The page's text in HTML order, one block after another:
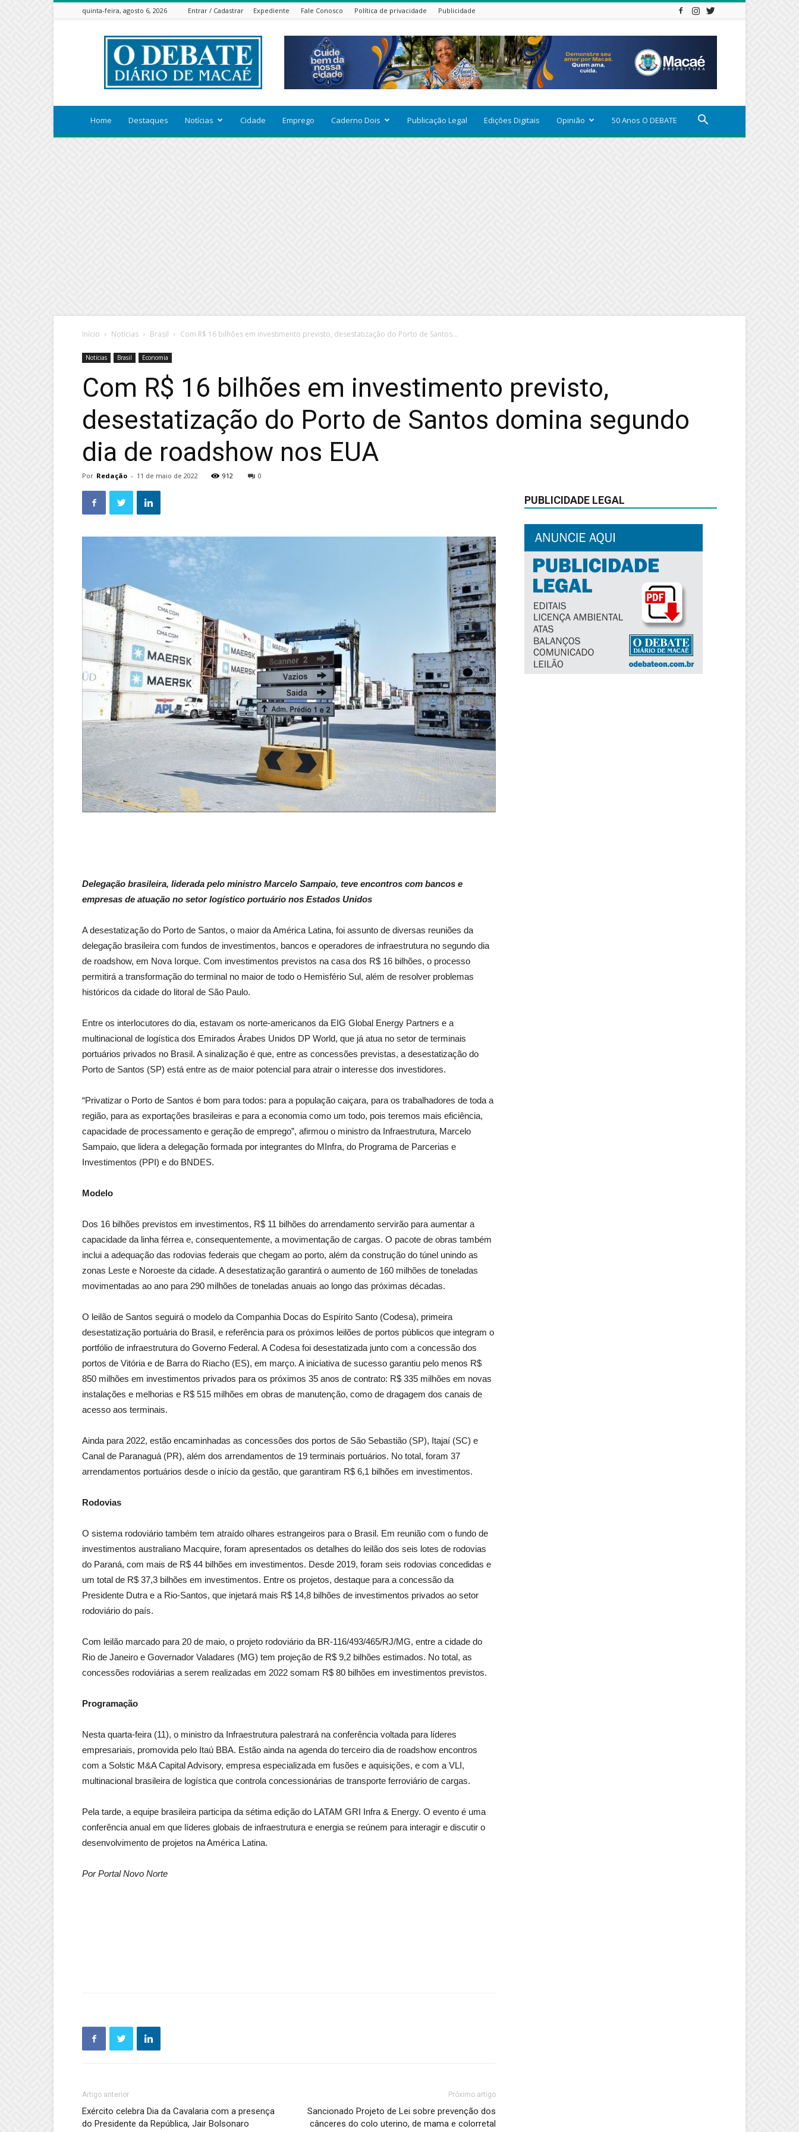
quinta-feira, agosto 6, 2026 Entrar / Cadastrar Expediente Fale Conosco Política de privacidade Publicidade
ODEBATEON
Home Destaques Notícias Cidade Emprego Caderno Dois Publicação Legal Edições Digitais Opinião 50 Anos O DEBATE
Início Notícias Brasil Com R$ 16 bilhões em investimento previsto, desestatização do Porto de Santos...
Notícias Brasil Economia
Com R$ 16 bilhões em investimento previsto,
desestatização do Porto de Santos domina segundo
dia de roadshow nos EUA
Por Redação - 11 de maio de 2022 912 0
Delegação brasileira, liderada pelo ministro Marcelo Sampaio, teve encontros com bancos e
empresas de atuação no setor logístico portuário nos Estados Unidos
A desestatização do Porto de Santos, o maior da América Latina, foi assunto de diversas reuniões da
delegação brasileira com fundos de investimentos, bancos e operadores de infraestrutura no segundo dia
de roadshow, em Nova Iorque. Com investimentos previstos na casa dos R$ 16 bilhões, o processo
permitirá a transformação do terminal no maior de todo o Hemisfério Sul, além de resolver problemas
históricos da cidade do litoral de São Paulo.
Entre os interlocutores do dia, estavam os norte-americanos da EIG Global Energy Partners e a
multinacional de logística dos Emirados Árabes Unidos DP World, que já atua no setor de terminais
portuários privados no Brasil. A sinalização é que, entre as concessões previstas, a desestatização do
Porto de Santos (SP) está entre as de maior potencial para atrair o interesse dos investidores.
“Privatizar o Porto de Santos é bom para todos: para a população caiçara, para os trabalhadores de toda a
região, para as exportações brasileiras e para a economia como um todo, pois teremos mais eficiência,
capacidade de processamento e geração de emprego”, afirmou o ministro da Infraestrutura, Marcelo
Sampaio, que lidera a delegação formada por integrantes do MInfra, do Programa de Parcerias e
Investimentos (PPI) e do BNDES.
Modelo
Dos 16 bilhões previstos em investimentos, R$ 11 bilhões do arrendamento servirão para aumentar a
capacidade da linha férrea e, consequentemente, a movimentação de cargas. O pacote de obras também
inclui a adequação das rodovias federais que chegam ao porto, além da construção do túnel unindo as
zonas Leste e Noroeste da cidade. A desestatização garantirá o aumento de 160 milhões de toneladas
movimentadas ao ano para 290 milhões de toneladas anuais ao longo das próximas décadas.
O leilão de Santos seguirá o modelo da Companhia Docas do Espírito Santo (Codesa), primeira
desestatização portuária do Brasil, e referência para os próximos leilões de portos públicos que integram o
portfólio de infraestrutura do Governo Federal. A Codesa foi desestatizada junto com a concessão dos
portos de Vitória e de Barra do Riacho (ES), em março. A iniciativa de sucesso garantiu pelo menos R$
850 milhões em investimentos privados para os próximos 35 anos de contrato: R$ 335 milhões em novas
instalações e melhorias e R$ 515 milhões em obras de manutenção, como de dragagem dos canais de
acesso aos terminais.
Ainda para 2022, estão encaminhadas as concessões dos portos de São Sebastião (SP), Itajaí (SC) e
Canal de Paranaguá (PR), além dos arrendamentos de 19 terminais portuários. No total, foram 37
arrendamentos portuários desde o início da gestão, que garantiram R$ 6,1 bilhões em investimentos.
Rodovias
O sistema rodoviário também tem atraído olhares estrangeiros para o Brasil. Em reunião com o fundo de
investimentos australiano Macquire, foram apresentados os detalhes do leilão dos seis lotes de rodovias
do Paraná, com mais de R$ 44 bilhões em investimentos. Desde 2019, foram seis rodovias concedidas e
um total de R$ 37,3 bilhões em investimentos. Entre os projetos, destaque para a concessão da
Presidente Dutra e a Rio-Santos, que injetará mais R$ 14,8 bilhões de investimentos privados ao setor
rodoviário do país.
Com leilão marcado para 20 de maio, o projeto rodoviário da BR-116/493/465/RJ/MG, entre a cidade do
Rio de Janeiro e Governador Valadares (MG) tem projeção de R$ 9,2 bilhões estimados. No total, as
concessões rodoviárias a serem realizadas em 2022 somam R$ 80 bilhões em investimentos previstos.
Programação
Nesta quarta-feira (11), o ministro da Infraestrutura palestrará na conferência voltada para líderes
empresariais, promovida pelo Itaú BBA. Estão ainda na agenda do terceiro dia de roadshow encontros
com a Solstic M&A Capital Advisory, empresa especializada em fusões e aquisições, e com a VLI,
multinacional brasileira de logística que controla concessionárias de transporte ferroviário de cargas.
Pela tarde, a equipe brasileira participa da sétima edição do LATAM GRI Infra & Energy. O evento é uma
conferência anual em que líderes globais de infraestrutura e energia se reúnem para interagir e discutir o
desenvolvimento de projetos na América Latina.
Por Portal Novo Norte
Artigo anterior
Exército celebra Dia da Cavalaria com a presença
do Presidente da República, Jair Bolsonaro
Próximo artigo
Sancionado Projeto de Lei sobre prevenção dos
cânceres do colo uterino, de mama e colorretal
PUBLICIDADE LEGAL